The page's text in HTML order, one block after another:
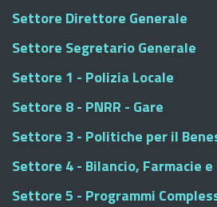
Settore Direttore Generale
Settore Segretario Generale
Settore 1 - Polizia Locale
Settore 8 - PNRR - Gare
Settore 3 - Politiche per il
Settore 4 - Bilancio, Farmacie
Settore 5 - Programmi